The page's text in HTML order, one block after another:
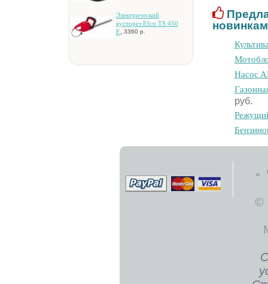
Элeктpичecкий
куcтopeз Efco TS 450
E 3360 р.
Hacoc
руб.
©